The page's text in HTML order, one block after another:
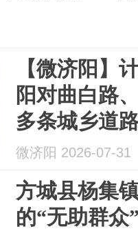
【微济阳】
阳对曲白路
多条城乡道
微济阳 2026-07-31
方城县杨集
的“无助群众